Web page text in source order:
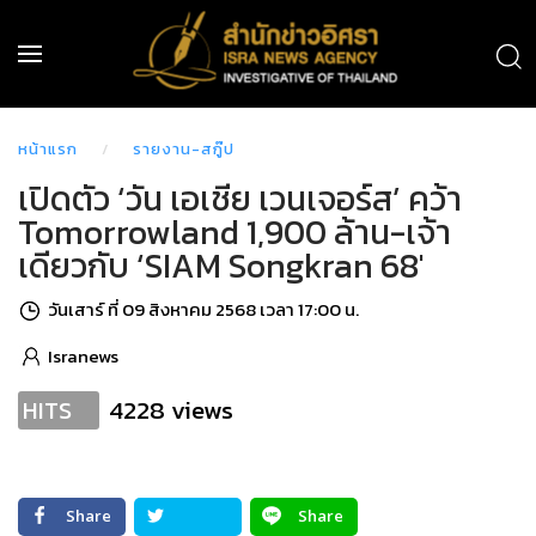
หน้าแรก รายงาน-สกู๊ป
เปิดตัว ‘วัน เอเชีย เวนเจอร์ส’ คว้า
Tomorrowland 1,900 ล้าน-เจ้า
เดียวกับ ‘SIAM Songkran 68'
วันเสาร์ ที่ 09 สิงหาคม 2568 เวลา 17:00 น.
Isranews
HITS 4228 views
Share Share